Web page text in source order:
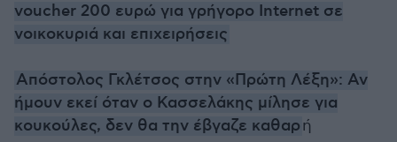
voucher 200 ευρώ για γρήγορο Internet σε
νοικοκυριά και επιχειρήσεις
Απόστολος Γκλέτσος στην «Πρώτη Λέξη»: Αν
ήμουν εκεί όταν ο Κασσελάκης μίλησε για
κουκούλες, δεν θα την έβγαζε καθαρή